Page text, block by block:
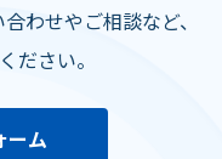
わせやご相談など、
ださい。
ーム